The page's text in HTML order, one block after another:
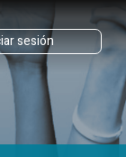
sesión